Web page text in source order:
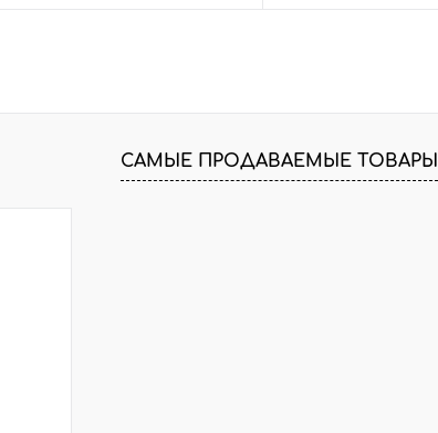
Быстрый заказ
Сравнить
Быстрый заказ
Цвет
САМЫЕ ПРОДАВАЕМЫЕ ТОВАРЫ